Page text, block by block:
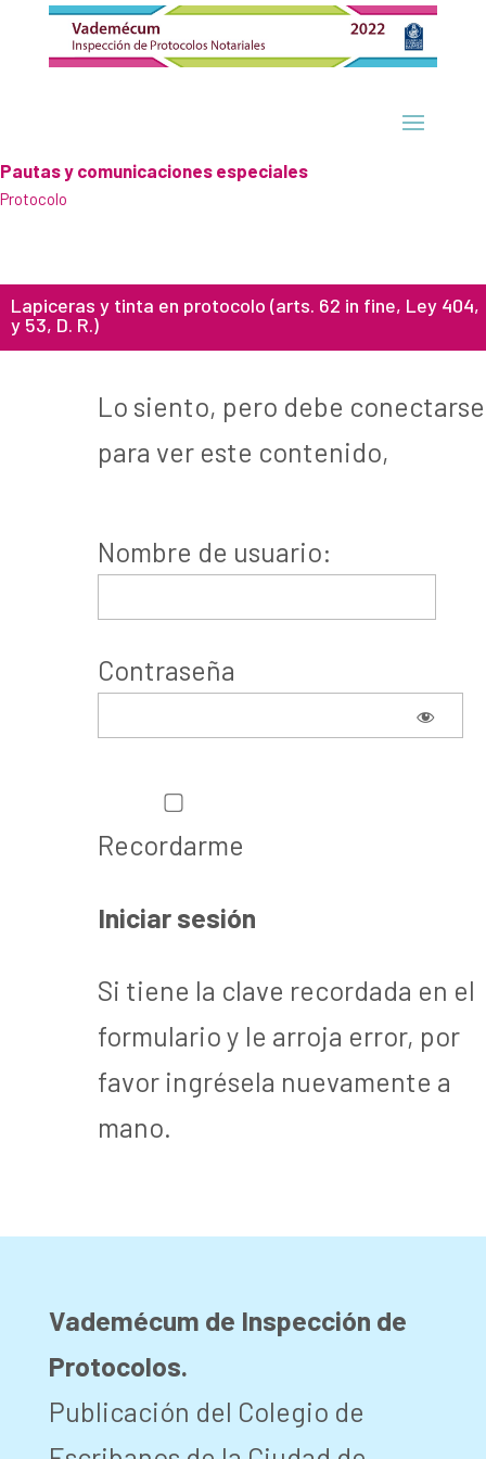
Pautas y comunicaciones especiales
Protocolo
Lapiceras y tinta en protocolo (arts. 62 in fine, Ley 404,
y 53, D. R.)
Lo siento, pero debe conectarse
para ver este contenido,
Nombre de usuario:
Contraseña
Recordarme
Si tiene la clave recordada en el
formulario y le arroja error, por
favor ingrésela nuevamente a
mano.
Vademécum de Inspección de
Protocolos.
Publicación del Colegio de